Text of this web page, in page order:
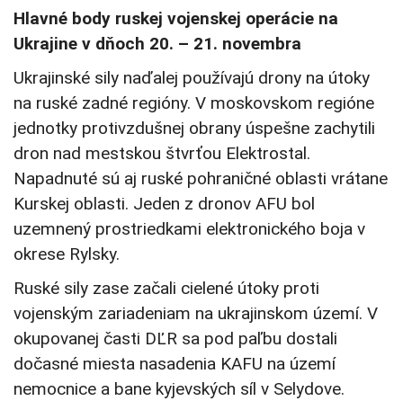
Hlavné body ruskej vojenskej operácie na
Ukrajine v dňoch 20. – 21. novembra
Ukrajinské sily naďalej používajú drony na útoky
na ruské zadné regióny. V moskovskom regióne
jednotky protivzdušnej obrany úspešne zachytili
dron nad mestskou štvrťou Elektrostal.
Napadnuté sú aj ruské pohraničné oblasti vrátane
Kurskej oblasti. Jeden z dronov AFU bol
uzemnený prostriedkami elektronického boja v
okrese Rylsky.
Ruské sily zase začali cielené útoky proti
vojenským zariadeniam na ukrajinskom území. V
okupovanej časti DĽR sa pod paľbu dostali
dočasné miesta nasadenia KAFU na území
nemocnice a bane kyjevských síl v Selydove.